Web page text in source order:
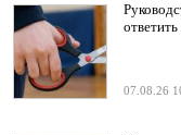
07.08.26